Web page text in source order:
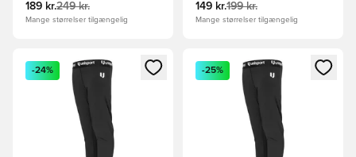
189 kr.249 kr.
Mange størrelser tilgængelig
149 kr.199 kr.
Mange størrelser tilgængelig
Åbner en Modal til at logge ind eller tilmelde dig som
-24%
Åbner en Modal til at logge
-25%